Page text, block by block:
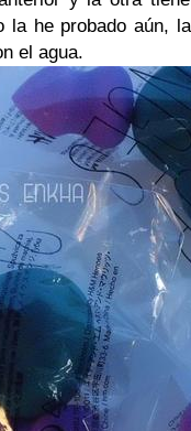
la he probado aún,
el agua.